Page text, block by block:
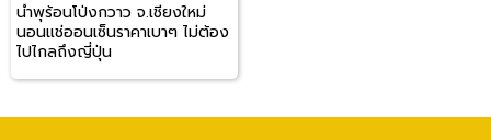
น้ำพุร้อนโป่งกวาว จ.เชียงใหม่
นอนแช่ออนเซ็นราคาเบาๆ ไม่ต้อง
ไปไกลถึงญี่ปุ่น